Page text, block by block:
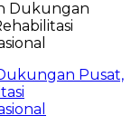
Pusat,